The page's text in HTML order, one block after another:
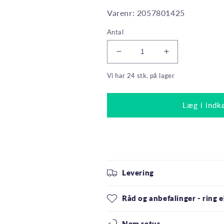
Varenr: 2057801425
Antal
Reducer
antallet
for
5W(32W)
Øg
antallet
for
Standardpære
5W(32W)
Vi har 24 stk. på lager
Læg i
Levering
Råd og anbefalinger - ring